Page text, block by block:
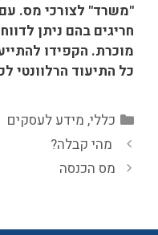
"משרד" לצורכי מס.
חריגים בהם ניתן
מוכרת. הקפידו
כל התיעוד הרלוונטי
קטגוריות
כללי, מידע לעסקים
מהי קבלה?
מס הכנסה